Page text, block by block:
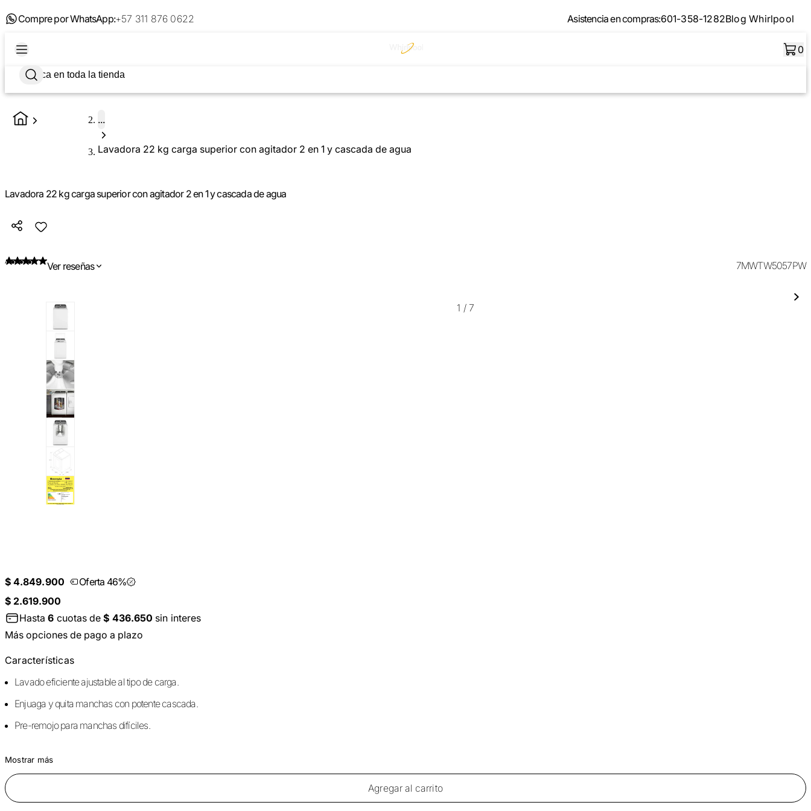
Compre por WhatsApp:+57 311 876 0622 Asistencia en compras:601-358-1282Blog Whirlpool
0
...
Lavadora 22 kg carga superior con agitador 2 en 1 y cascada de agua
Lavadora 22 kg carga superior con agitador 2 en 1 y cascada de agua
Ver reseñas 7MWTW5057PW
1 / 7
$ 4.849.900
Oferta 46%
$ 2.619.900
Hasta6 cuotas de$ 436.650 sin interes
Más opciones de pago a plazo
Características
Lavado eficiente ajustable al tipo de carga.
Enjuaga y quita manchas con potente cascada.
Pre-remojo para manchas difíciles.
Mostrar más
Agregar al carrito